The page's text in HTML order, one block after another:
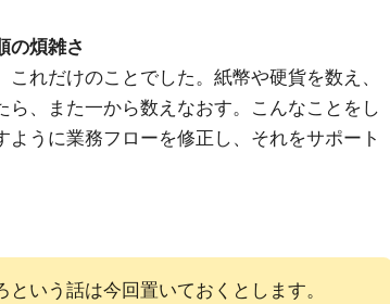
の煩雑さ
れだけのことでした。紙幣や硬貨を数え、
、また一から数えなおす。こんなことをし
うに業務フローを修正し、それをサポート
いう話は今回置いておくとします。